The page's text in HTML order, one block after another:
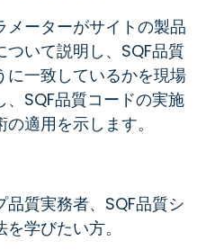
メーターがサイトの製品
いて説明し、SQF品質
に一致しているかを現場
SQF品質コードの実施
適用を示します。
質実務者、SQF品質シ
学びたい方。